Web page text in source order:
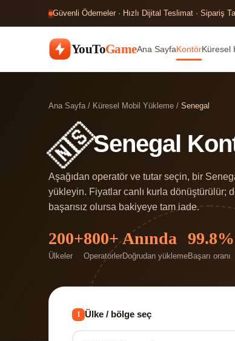
Güvenli Ödemeler · Hızlı Dijital Teslimat · Sipariş
YouToGameAna SayfaKontörKüresel
Ana Sayfa/ Küresel Mobil Yükleme / Senegal
🇸🇳Senegal
Aşağıdan operatör ve tutar seçin, bir
yükleyin. Fiyatlar canlı kurla dönüştürülür;
başarısız olursa bakiyeye tam iade.
200+
Ülkeler
800+
Operatörler
Anında
Doğrudan yükleme
99.8%
Başarı oranı
1 Ülke / bölge seç